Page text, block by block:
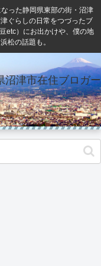
った静岡県東部の街・沼津
ぐらしの日常をつづったブ
etc）にお出かけや、僕の地
松の話題も。
沼津市在住ブロガー